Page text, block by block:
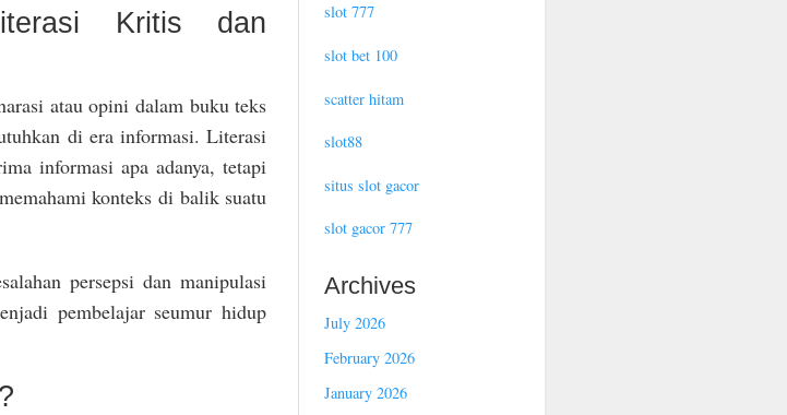
Kritis dan
atau opini dalam buku teks
di era informasi. Literasi
informasi apa adanya, tetapi
konteks di balik suatu
persepsi dan manipulasi
pembelajar seumur hidup
slot 777
slot bet 100
scatter hitam
slot88
situs slot gacor
slot gacor 777
Archives
July 2026
February 2026
January 2026